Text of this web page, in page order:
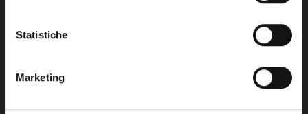
Statistiche
Marketing
Altri clienti hanno acquistato anche